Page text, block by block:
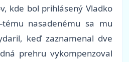
kde bol prihlásený Vladko
nasadenému sa mu
keď zaznamenal dve
prehru vykompenzoval